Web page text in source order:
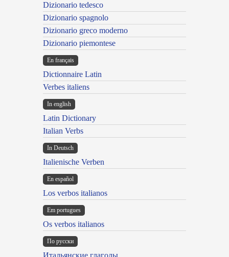
Dizionario tedesco
Dizionario spagnolo
Dizionario greco moderno
Dizionario piemontese
En français
Dictionnaire Latin
Verbes italiens
In english
Latin Dictionary
Italian Verbs
In Deutsch
Italienische Verben
En español
Los verbos italianos
Em portugues
Os verbos italianos
По русски